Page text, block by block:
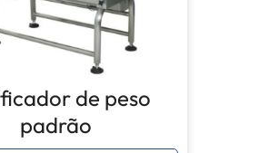
de peso
padrão